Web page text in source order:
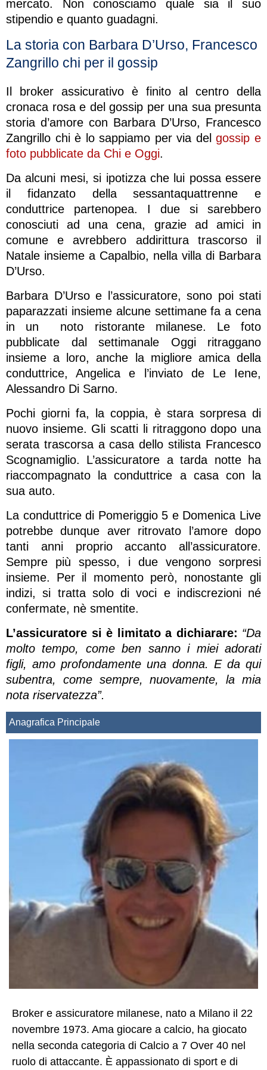
mercato. Non conosciamo quale sia il suo
stipendio e quanto guadagni.
La storia con Barbara D’Urso, Francesco
Zangrillo chi per il gossip
Il broker assicurativo è finito al centro della
cronaca rosa e del gossip per una sua presunta
storia d’amore con Barbara D’Urso, Francesco
Zangrillo chi è lo sappiamo per via delgossip e
foto pubblicate da Chi e Oggi.
Da alcuni mesi, si ipotizza che lui possa essere
il fidanzato della sessantaquattrenne e
conduttrice partenopea. I due si sarebbero
conosciuti ad una cena, grazie ad amici in
comune e avrebbero addirittura trascorso il
Natale insieme a Capalbio, nella villa di Barbara
D’Urso.
Barbara D’Urso e l’assicuratore, sono poi stati
paparazzati insieme alcune settimane fa a cena
in un noto ristorante milanese. Le foto
pubblicate dal settimanale Oggi ritraggano
insieme a loro, anche la migliore amica della
conduttrice, Angelica e l’inviato de Le Iene,
Alessandro Di Sarno.
Pochi giorni fa, la coppia, è stara sorpresa di
nuovo insieme. Gli scatti li ritraggono dopo una
serata trascorsa a casa dello stilista Francesco
Scognamiglio. L’assicuratore a tarda notte ha
riaccompagnato la conduttrice a casa con la
sua auto.
La conduttrice di Pomeriggio 5 e Domenica Live
potrebbe dunque aver ritrovato l’amore dopo
tanti anni proprio accanto all’assicuratore.
Sempre più spesso, i due vengono sorpresi
insieme. Per il momento però, nonostante gli
indizi, si tratta solo di voci e indiscrezioni né
confermate, nè smentite.
L’assicuratore si è limitato a dichiarare: “Da
molto tempo, come ben sanno i miei adorati
figli, amo profondamente una donna. E da qui
subentra, come sempre, nuovamente, la mia
nota riservatezza”.
Anagrafica Principale
Broker e assicuratore milanese, nato a Milano il 22
novembre 1973. Ama giocare a calcio, ha giocato
nella seconda categoria di Calcio a 7 Over 40 nel
ruolo di attaccante. È appassionato di sport e di